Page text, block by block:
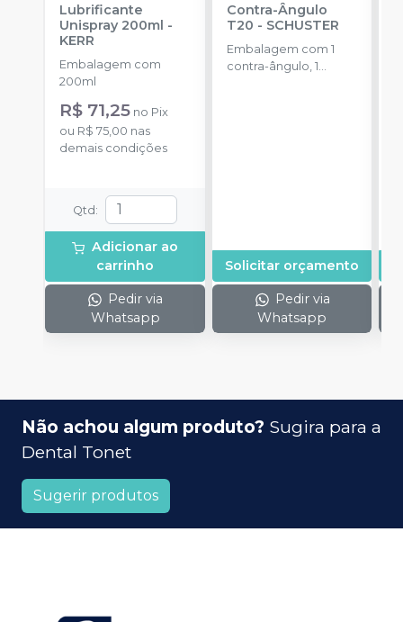
Lubrificante
Unispray 200ml -
KERR
Embalagem com
200ml
R$ 71,25 no Pix
ou R$ 75,00 nas
demais condições
Qtd :
Adicionar ao
carrinho
Pedir via
Whatsapp
Contra-Ângulo
T20 - SCHUSTER
Embalagem com 1
contra-ângulo, 1
Solicitar orçamento
Pedir via
Whatsapp
Não achou algum produto? Sugira para a
Dental Tonet
Sugerir produtos